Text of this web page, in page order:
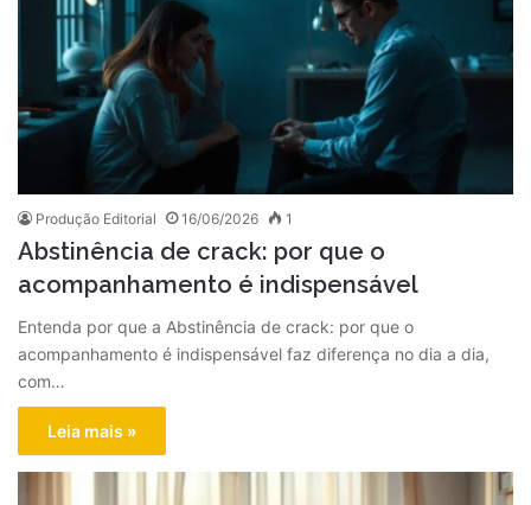
Produção Editorial 16/06/2026 1
Abstinência de crack: por que o
acompanhamento é indispensável
Entenda por que a Abstinência de crack: por que o
acompanhamento é indispensável faz diferença no dia a dia,
com…
Leia mais »